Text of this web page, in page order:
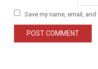
Save my name, email,